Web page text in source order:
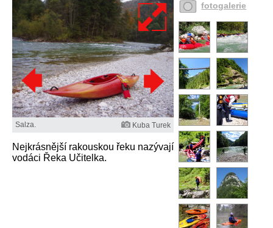
Salza. Kuba Turek
Nejkrásnější rakouskou řeku nazývají
vodáci Řeka Učitelka.
fotogalerie